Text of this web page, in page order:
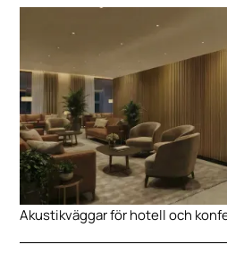
Akustikväggar för hotell och